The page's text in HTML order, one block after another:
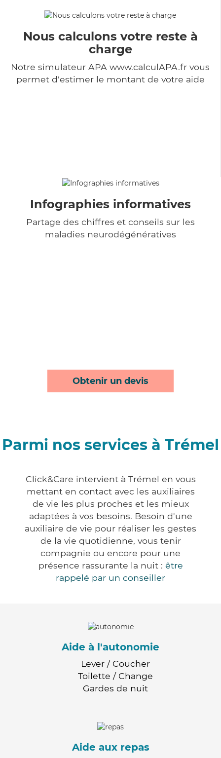
Nous calculons votre reste à
charge
Notre simulateur APA www.calculAPA.fr vous
permet d'estimer le montant de votre aide
Infographies informatives
Partage des chiffres et conseils sur les
maladies neurodégénératives
Obtenir un devis
Parmi nos services à Trémel
Click&Care intervient à Trémel en vous
mettant en contact avec les auxiliaires
de vie les plus proches et les mieux
adaptées à vos besoins. Besoin d'une
auxiliaire de vie pour réaliser les gestes
de la vie quotidienne, vous tenir
compagnie ou encore pour une
présence rassurante la nuit : être
rappelé par un conseiller
Aide à l'autonomie
Lever / Coucher
Toilette / Change
Gardes de nuit
Aide aux repas